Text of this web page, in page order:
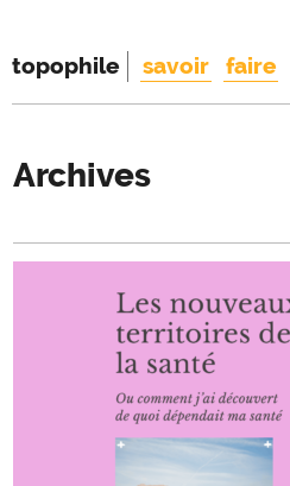
topophile savoir faire
Archives